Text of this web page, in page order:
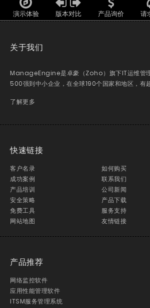
演示体验 版本对比 产品询价 请
关于我们
ManageEngine是卓豪（Zoho）旗下IT运维管
500强到中小企业，在全球190个国家和地区，有
了解更多
快速链接
客户名录
成功案例
产品培训
安全策略
免费工具
网站地图
如何购买
联系我们
公司新闻
产品下载
服务支持
友情链接
产品推荐
网络监控软件
应用性能管理软件
ITSM服务管理系统